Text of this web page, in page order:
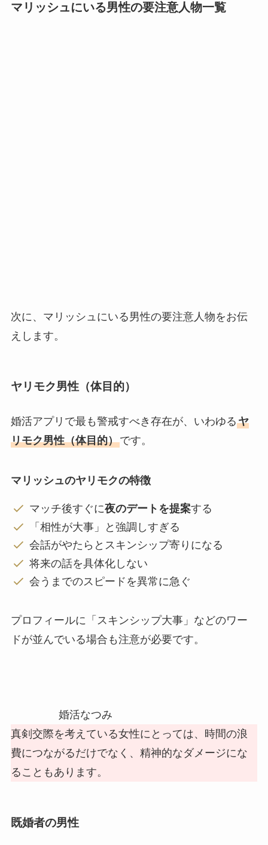
マリッシュにいる男性の要注意人物一覧
次に、マリッシュにいる男性の要注意人物をお伝
えします。
ヤリモク男性（体目的）
婚活アプリで最も警戒すべき存在が、いわゆるヤ
リモク男性（体目的）です。
マリッシュのヤリモクの特徴
マッチ後すぐに夜のデートを提案する
「相性が大事」と強調しすぎる
会話がやたらとスキンシップ寄りになる
将来の話を具体化しない
会うまでのスピードを異常に急ぐ
プロフィールに「スキンシップ大事」などのワー
ドが並んでいる場合も注意が必要です。
婚活なつみ
真剣交際を考えている女性にとっては、時間の浪
費につながるだけでなく、精神的なダメージにな
ることもあります。
既婚者の男性